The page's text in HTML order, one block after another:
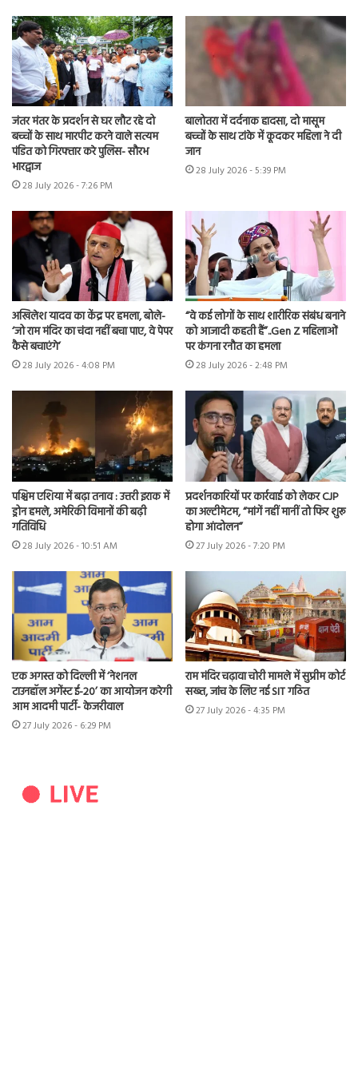
जंतर मंतर के प्रदर्शन से घर लौट रहे दो
बच्चों के साथ मारपीट करने वाले सत्यम
पंडित को गिरफ्तार करे पुलिस- सौरभ
भारद्वाज
28 July 2026 - 7:26 PM
बालोतरा में दर्दनाक हादसा, दो मासूम
बच्चों के साथ टांके में कूदकर महिला ने दी
जान
28 July 2026 - 5:39 PM
अखिलेश यादव का केंद्र पर हमला, बोले-
‘जो राम मंदिर का चंदा नहीं बचा पाए, वे पेपर
कैसे बचाएंगे’
28 July 2026 - 4:08 PM
“वे कई लोगों के साथ शारीरिक संबंध बनाने
को आजादी कहती हैं”..Gen Z महिलाओं
पर कंगना रनौत का हमला
28 July 2026 - 2:48 PM
पश्चिम एशिया में बढ़ा तनाव : उत्तरी इराक में
ड्रोन हमले, अमेरिकी विमानों की बढ़ी
गतिविधि
28 July 2026 - 10:51 AM
प्रदर्शनकारियों पर कार्रवाई को लेकर CJP
का अल्टीमेटम, “मांगें नहीं मानीं तो फिर शुरू
होगा आंदोलन”
27 July 2026 - 7:20 PM
एक अगस्त को दिल्ली में ‘नेशनल
टाउनहॉल अगेंस्ट ई-20’ का आयोजन करेगी
आम आदमी पार्टी- केजरीवाल
27 July 2026 - 6:29 PM
राम मंदिर चढ़ावा चोरी मामले में सुप्रीम कोर्ट
सख्त, जांच के लिए नई SIT गठित
27 July 2026 - 4:35 PM